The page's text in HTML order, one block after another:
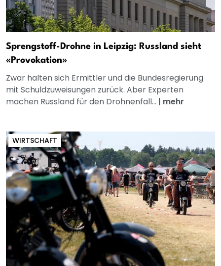
Sprengstoff-Drohne in Leipzig: Russland sieht
«Provokation»
Zwar halten sich Ermittler und die Bundesregierung
mit Schuldzuweisungen zurück. Aber Experten
machen Russland für den Drohnenfall... | mehr
WIRTSCHAFT